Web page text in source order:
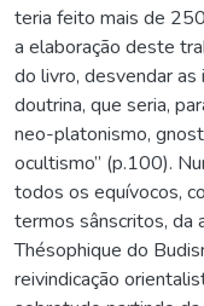
teria feito mais de
a elaboração deste
do livro, desvendar
doutrina, que seria,
neo-platonismo,
ocultismo” (p.100).
todos os equívocos,
termos sânscritos, da
Thésophique do
reivindicação